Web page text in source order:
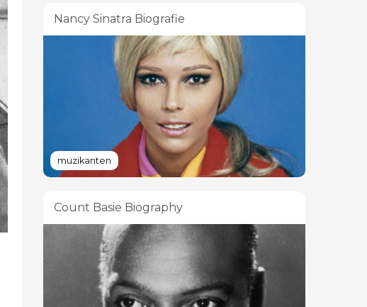
Nancy Sinatra Biografie
muzikanten
Count Basie Biography